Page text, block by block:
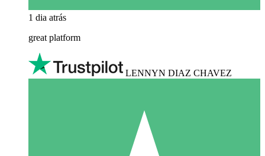
1 dia atrás
great platform
LENNYN DIAZ CHAVEZ